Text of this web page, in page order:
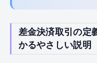
差金決済取引の定
かるやさしい説明